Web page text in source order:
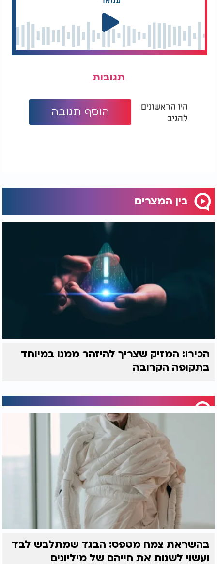
בדקה אחת: מה מותר ומה אסור לעשות בימי בין
תגובות
היו הראשונים
להגיב
הוסף תגובה
בין המצרים
הכירו: המזיק שצריך להיזהר ממנו במיוחד
בתקופה הקרובה
בהשראת צמח מטפס: הבגד שמתלבש לבד
ועשוי לשנות את חייהם של מיליונים